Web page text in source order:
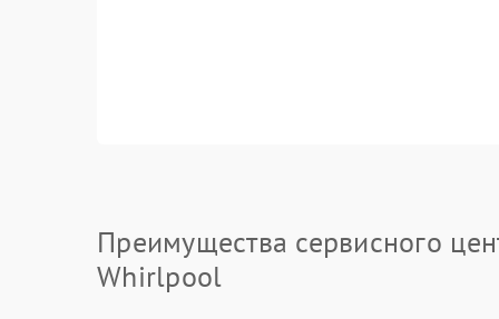
Преимущества сервисного
Whirlpool